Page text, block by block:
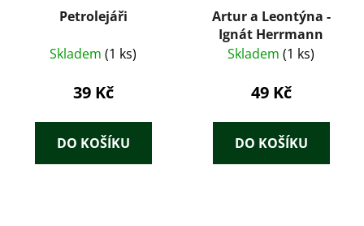
Petrolejáři
Skladem (1 ks)
39 Kč
DO KOŠÍKU
Artur a Leontýna -
Ignát Herrmann
Skladem (1 ks)
49 Kč
DO KOŠÍKU